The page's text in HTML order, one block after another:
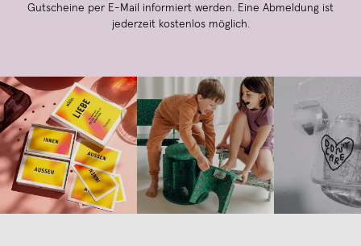
Gutscheine per E-Mail informiert werden. Eine Abmeldung ist
jederzeit kostenlos möglich.